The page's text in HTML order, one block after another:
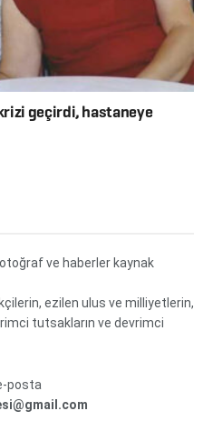
geçirdi, hastaneye
ve haberler kaynak
ezilen ulus ve milliyetlerin,
tutsakların ve devrimci
posta